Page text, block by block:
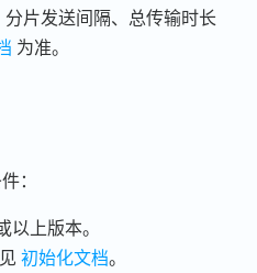
片发送间隔、总传输时长
为准。
：
以上版本。
见初始化文档。